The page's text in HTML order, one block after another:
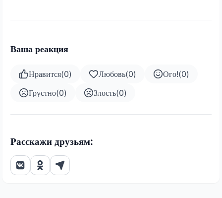
Ваша реакция
Нравится(0) Любовь(0) Ого!(0)
Грустно(0) Злость(0)
Расскажи друзьям: